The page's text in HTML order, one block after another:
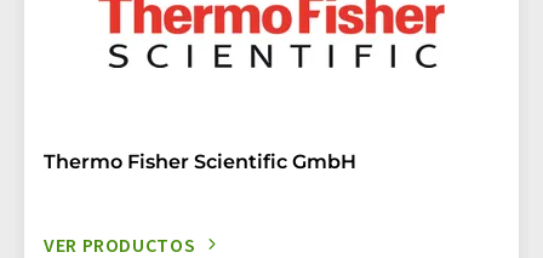
Thermo Fisher Scientific GmbH
VER PRODUCTOS